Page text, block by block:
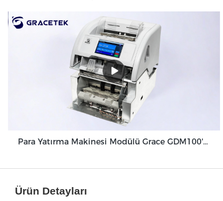
Para Yatırma Makinesi Modülü Grace GDM100'ü Optimize Etmek İçin Tasarlanmış Eşsiz Özellikler
Ürün Detayları